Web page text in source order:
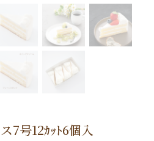
7号12ｶｯﾄ6個入